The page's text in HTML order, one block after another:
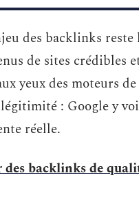
des backlinks reste
de sites crédibles
yeux des moteurs
: Google y
réelle.
des backlinks de